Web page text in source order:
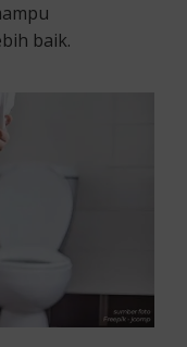
baik.